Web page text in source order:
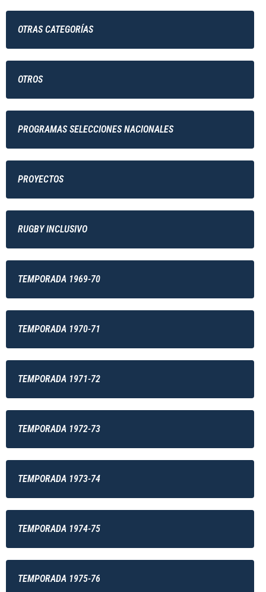
OTRAS CATEGORÍAS
OTROS
PROGRAMAS SELECCIONES NACIONALES
PROYECTOS
RUGBY INCLUSIVO
TEMPORADA 1969-70
TEMPORADA 1970-71
TEMPORADA 1971-72
TEMPORADA 1972-73
TEMPORADA 1973-74
TEMPORADA 1974-75
TEMPORADA 1975-76